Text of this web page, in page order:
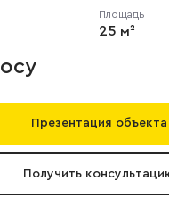
Площадь
25 м²
Презентация объекта
Получить